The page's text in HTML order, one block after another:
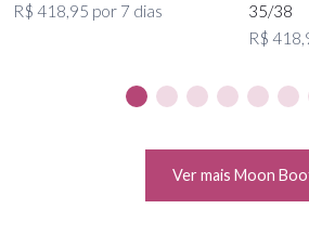
R$ 418,95 por 7 dias
35/38
R$
Ver mais Moon